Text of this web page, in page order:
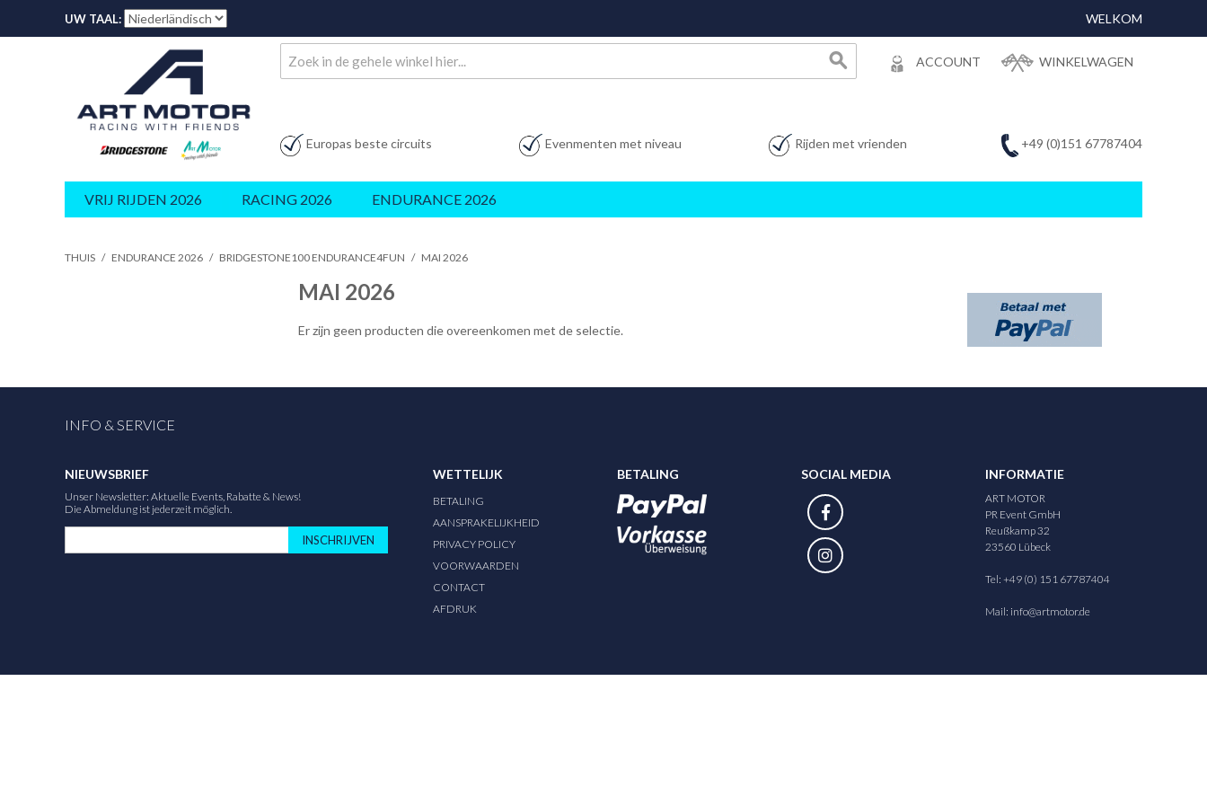
UW TAAL: WELKOM
ACCOUNT WINKELWAGEN
Europas beste circuits Evenmenten met niveau Rijden met vrienden +49 (0)151 67787404
VRIJ RIJDEN 2026 RACING 2026 ENDURANCE 2026
THUIS / ENDURANCE 2026 / BRIDGESTONE100 ENDURANCE4FUN / MAI 2026
MAI 2026
Er zijn geen producten die overeenkomen met de selectie.
INFO & SERVICE
NIEUWSBRIEF
Unser Newsletter: Aktuelle Events, Rabatte & News!
Die Abmeldung ist jederzeit möglich.
INSCHRIJVEN
WETTELIJK
BETALING
AANSPRAKELIJKHEID
PRIVACY POLICY
VOORWAARDEN
CONTACT
AFDRUK
BETALING SOCIAL MEDIA INFORMATIE
ART MOTOR
PR Event GmbH
Reußkamp 32
23560 Lübeck
Tel: +49 (0) 151 67787404
Mail: info@artmotor.de